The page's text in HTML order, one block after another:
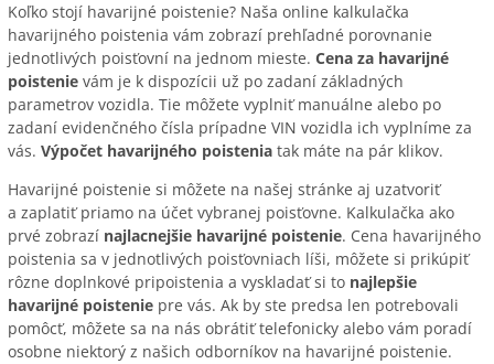
Koľko stojí havarijné poistenie? Naša online kalkulačka
havarijného poistenia vám zobrazí prehľadné porovnanie
jednotlivých poisťovní na jednom mieste. Cena za havarijné
poistenie vám je k dispozícii už po zadaní základných
parametrov vozidla. Tie môžete vyplniť manuálne alebo po
zadaní evidenčného čísla prípadne VIN vozidla ich vyplníme za
vás. Výpočet havarijného poistenia tak máte na pár klikov.
Havarijné poistenie si môžete na našej stránke aj uzatvoriť
a zaplatiť priamo na účet vybranej poisťovne. Kalkulačka ako
prvé zobrazí najlacnejšie havarijné poistenie. Cena havarijného
poistenia sa v jednotlivých poisťovniach líši, môžete si prikúpiť
rôzne doplnkové pripoistenia a vyskladať si to najlepšie
havarijné poistenie pre vás. Ak by ste predsa len potrebovali
pomôcť, môžete sa na nás obrátiť telefonicky alebo vám poradí
osobne niektorý z našich odborníkov na havarijné poistenie.